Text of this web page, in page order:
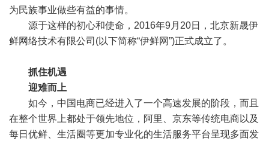
为民族事业做些有益的事情。
源于这样的初心和使命，2016年9月20日，北京新晟伊
鲜网络技术有限公司(以下简称“伊鲜网”)正式成立了。
抓住机遇
迎难而上
如今，中国电商已经进入了一个高速发展的阶段，而且
在整个世界上都处于领先地位，阿里、京东等传统电商以及
每日优鲜、生活圈等更加专业化的生活服务平台呈现多面发